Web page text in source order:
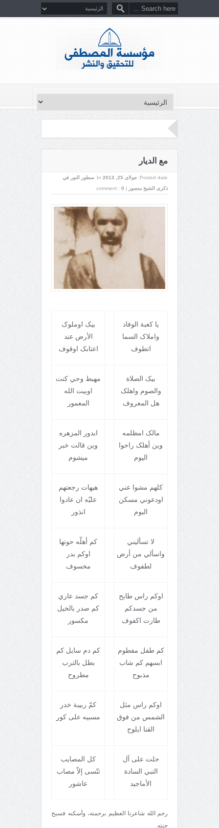
مع الديار
Posted date: جولای 25, 2013 In:
سطور النور في
ذكرى الشيخ منصور
|
comment : 0
يا کعبة الوفاد
واملاک السما
اتطوف
بيک اوملوک
الأرض عند
اعتابک اوقوف
بيک الصلاة
والصوم واهلک
هل المعروف
مهبط وحي کنت
اوبيت الله
المعمور
مالک امظلمه
وين أهلک راحوا
اليوم
ابدور المزهره
وين قالت خبر
ميشوم
کلهم مشوا عني
اودعوني مسکن
البوم
هيهات رجعتهم
عليّه ان عادوا
انذور
لا تسأليني
واسألي من أرض
لطفوف
کم أهلّه حوتها
اوکم بدر
مخسوف
اوکم راس طايح
من جسدکم
طارت اکفوف
کم جسد عاري
کم صدر بالخيل
مکسور
کم طفل مفطوم
ابسهم کم شاب
مذبوح
کم دم سايل کم
بطل بالترب
مطروح
اوکم راس مثل
الشمس من فوق
القنا ايلوح
کمّ ربيبة خدر
مسبيه علی کور
حلت علی آل
النبي السادة
الأماجيد
کل المصايب
تنّسی إلاّ مصاب
عاشور
رحم الله شاعرنا العظيم برحمته، وأسکنه فسيح
جنته.